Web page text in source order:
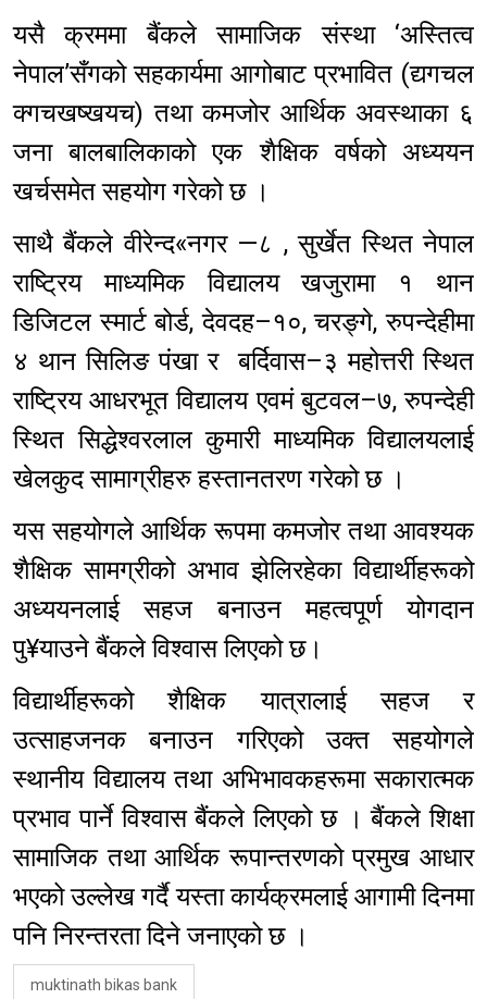
यसै क्रममा बैंकले सामाजिक संस्था ‘अस्तित्व
नेपाल’सँगको सहकार्यमा आगोबाट प्रभावित (द्यगचल
क्गचखष्खयच) तथा कमजोर आर्थिक अवस्थाका ६
जना बालबालिकाको एक शैक्षिक वर्षको अध्ययन
खर्चसमेत सहयोग गरेको छ ।
साथै बैंकले वीरेन्द«नगर —८ , सुर्खेत स्थित नेपाल
राष्ट्रिय माध्यमिक विद्यालय खजुरामा १ थान
डिजिटल स्मार्ट बोर्ड, देवदह–१०, चरङ्गे, रुपन्देहीमा
४ थान सिलिङ पंखा र बर्दिवास–३ महोत्तरी स्थित
राष्ट्रिय आधरभूत विद्यालय एवमं बुटवल–७, रुपन्देही
स्थित सिद्धेश्वरलाल कुमारी माध्यमिक विद्यालयलाई
खेलकुद सामाग्रीहरु हस्तानतरण गरेको छ ।
यस सहयोगले आर्थिक रूपमा कमजोर तथा आवश्यक
शैक्षिक सामग्रीको अभाव झेलिरहेका विद्यार्थीहरूको
अध्ययनलाई सहज बनाउन महत्वपूर्ण योगदान
पु¥याउने बैंकले विश्वास लिएको छ।
विद्यार्थीहरूको शैक्षिक यात्रालाई सहज र
उत्साहजनक बनाउन गरिएको उक्त सहयोगले
स्थानीय विद्यालय तथा अभिभावकहरूमा सकारात्मक
प्रभाव पार्ने विश्वास बैंकले लिएको छ । बैंकले शिक्षा
सामाजिक तथा आर्थिक रूपान्तरणको प्रमुख आधार
भएको उल्लेख गर्दै यस्ता कार्यक्रमलाई आगामी दिनमा
पनि निरन्तरता दिने जनाएको छ ।
muktinath bikas bank